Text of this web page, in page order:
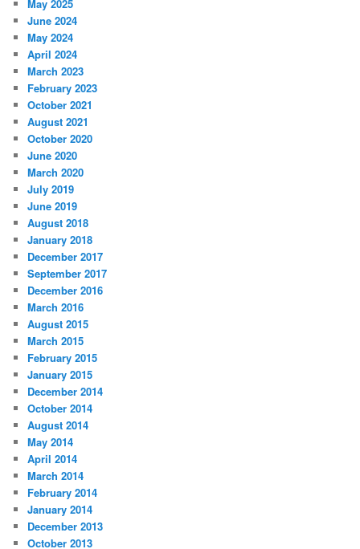
May 2025
June 2024
May 2024
April 2024
March 2023
February 2023
October 2021
August 2021
October 2020
June 2020
March 2020
July 2019
June 2019
August 2018
January 2018
December 2017
September 2017
December 2016
March 2016
August 2015
March 2015
February 2015
January 2015
December 2014
October 2014
August 2014
May 2014
April 2014
March 2014
February 2014
January 2014
December 2013
October 2013